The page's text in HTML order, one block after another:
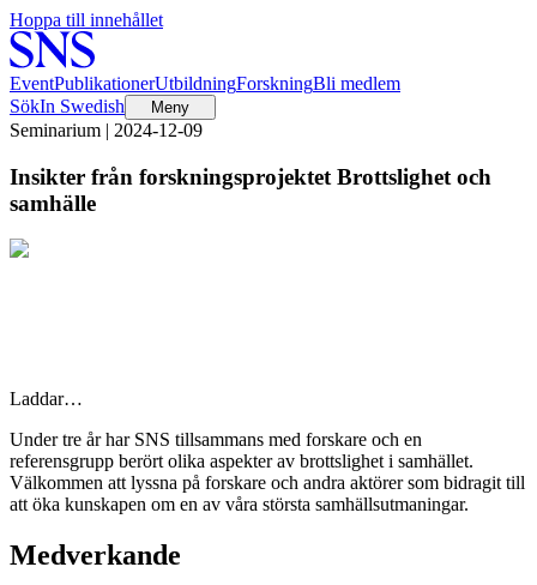
Hoppa till innehållet
EventPublikationerUtbildningForskningBli medlem
SökIn Swedish Meny
Seminarium | 2024-12-09
Insikter från forskningsprojektet Brottslighet och
samhälle
Laddar…
Under tre år har SNS tillsammans med forskare och en
referensgrupp berört olika aspekter av brottslighet i samhället.
Välkommen att lyssna på forskare och andra aktörer som bidragit till
att öka kunskapen om en av våra största samhällsutmaningar.
Medverkande